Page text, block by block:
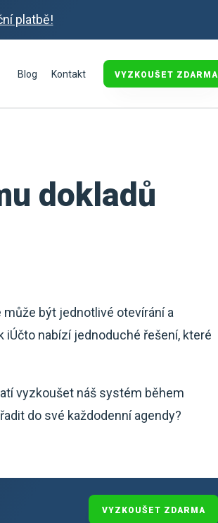
platbě!
Blog
Kontakt VYZKOUŠET ZDARMA
dokladů
může být jednotlivé otevírání a
iÚčto nabízí jednoduché řešení, které
vyzkoušet náš systém během
do své každodenní agendy?
VYZKOUŠET ZDARMA